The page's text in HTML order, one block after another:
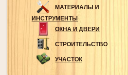
МАТЕРИАЛЫ И
ИНСТРУМЕНТЫ
ОКНА И ДВЕРИ
СТРОИТЕЛЬСТВО
УЧАСТОК